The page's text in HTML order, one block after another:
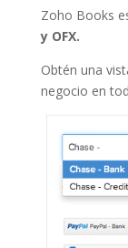
Zoho Books
y OFX.
Obtén una
negocio en